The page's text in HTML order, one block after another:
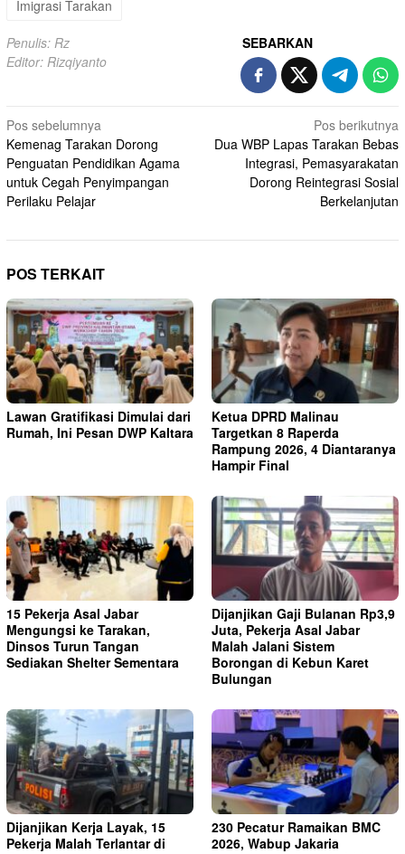
Imigrasi Tarakan
Penulis: Rz
Editor: Rizqiyanto
SEBARKAN
Navigasi
pos
Pos sebelumnya
Kemenag Tarakan Dorong
Penguatan Pendidikan Agama
untuk Cegah Penyimpangan
Perilaku Pelajar
Pos berikutnya
Dua WBP Lapas Tarakan Bebas
Integrasi, Pemasyarakatan
Dorong Reintegrasi Sosial
Berkelanjutan
POS TERKAIT
Lawan Gratifikasi Dimulai dari
Rumah, Ini Pesan DWP Kaltara
Ketua DPRD Malinau
Targetkan 8 Raperda
Rampung 2026, 4 Diantaranya
Hampir Final
15 Pekerja Asal Jabar
Mengungsi ke Tarakan,
Dinsos Turun Tangan
Sediakan Shelter Sementara
Dijanjikan Gaji Bulanan Rp3,9
Juta, Pekerja Asal Jabar
Malah Jalani Sistem
Borongan di Kebun Karet
Bulungan
Dijanjikan Kerja Layak, 15
Pekerja Malah Terlantar di
230 Pecatur Ramaikan BMC
2026, Wabup Jakaria